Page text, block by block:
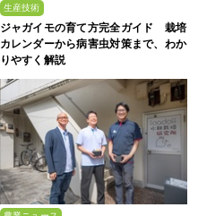
生産技術
ジャガイモの育て方完全ガイド 栽培
カレンダーから病害虫対策まで、わか
りやすく解説